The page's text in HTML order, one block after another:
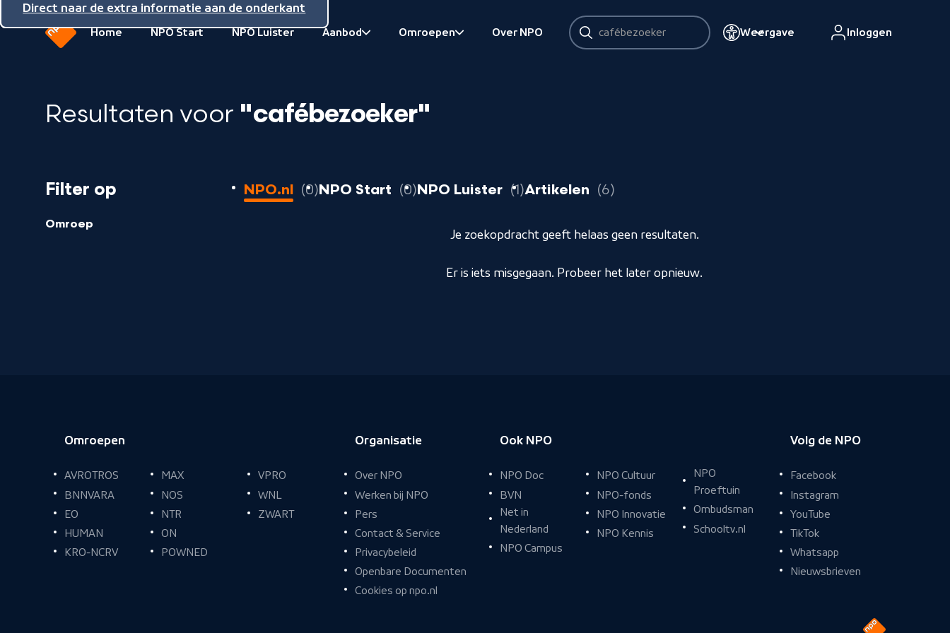
Direct naar de inhoud
Direct naar de hoofdnavigatie
Direct naar de extra informatie aan de onderkant
van
NPO
Home NPO Start NPO Luister
Aanbod
Omroepen
Over NPO
Zoeken
Zoeken
Weergave Inloggen
Resultaten voor "cafébezoeker"
Filter op
Omroep
0
resultaten
NPO.nl 0 resultaten
NPO Start 0 resultaten
NPO Luister 1 resultaten
Artikelen 6
Je zoekopdracht geeft helaas geen resultaten.
Er is iets misgegaan. Probeer het later opnieuw.
Voettekst
Omroepen
AVROTROS
BNNVARA
EO
HUMAN
KRO-NCRV
MAX
NOS
NTR
ON
POWNED
VPRO
WNL
ZWART
Organisatie
Over NPO
Werken bij NPO
Pers
Contact & Service
Privacybeleid
Openbare Documenten
Cookies op npo.nl
Ook NPO
NPO Doc
BVN
Net in
Nederland
NPO Campus
NPO Cultuur
NPO-fonds
NPO Innovatie
NPO Kennis
NPO
Proeftuin
Ombudsman
Schooltv.nl
Volg de NPO
Facebook
Instagram
YouTube
TikTok
Whatsapp
Nieuwsbrieven
Naar